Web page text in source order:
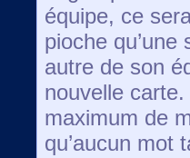
équipe, ce
pioche
autre de son
nouvelle
maximum de
qu’aucun mot